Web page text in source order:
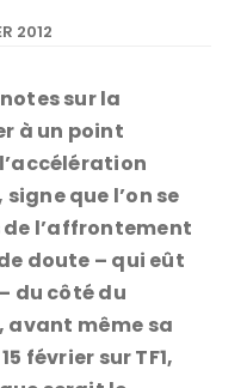
2012
sur la
à un point
que l’on se
l’affrontement
doute – qui eût
du côté du
même sa
février sur TF1,